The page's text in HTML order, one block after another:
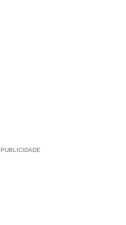
PUBLICIDADE